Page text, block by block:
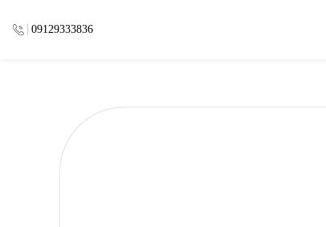
09129333836